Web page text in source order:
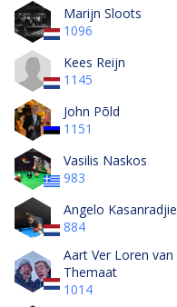
Marijn Sloots
1096
Kees Reijn
1145
John Põld
1151
Vasilis Naskos
983
Angelo Kasanradjie
884
Aart Ver Loren van
Themaat
1014